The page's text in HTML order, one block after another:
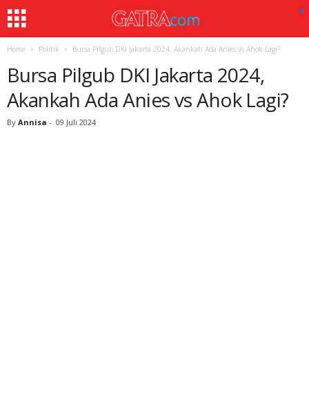
Home Politik Bursa Pilgub DKI Jakarta 2024, Akankah Ada Anies vs Ahok Lagi?
Bursa Pilgub DKI Jakarta 2024,
Akankah Ada Anies vs Ahok Lagi?
By Annisa - 09 Juli 2024